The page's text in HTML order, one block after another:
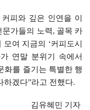
피와 깊은 인연을 이
문가들의 노력, 골목 카
모여 지금의 ‘커피도시
연말 분위기 속에서
화를 즐기는 특별한 행
하겠다”라고 전했다.
김유혜민 기자